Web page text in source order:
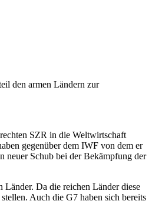
den armen Ländern zur
SZR in die Weltwirtschaft
gegenüber dem IWF von dem er
neuer Schub bei der Bekämpfung der
Da die reichen Länder diese
Auch die G7 haben sich bereits